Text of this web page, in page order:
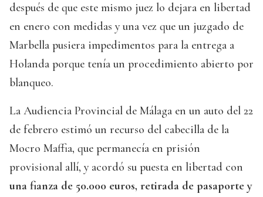
después de que este mismo juez lo dejara en libertad
en enero con medidas y una vez que un juzgado de
Marbella pusiera impedimentos para la entrega a
Holanda porque tenía un procedimiento abierto por
blanqueo.
La Audiencia Provincial de Málaga en un auto del 22
de febrero estimó un recurso del cabecilla de la
Mocro Maffia, que permanecía en prisión
provisional allí, y acordó su puesta en libertad con
una fianza de 50.000 euros, retirada de pasaporte y